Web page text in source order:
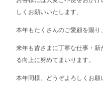
しくお願いいたします。
本年もたくさんのご愛顧を賜り
来年も皆さまに丁寧な仕事・
る向上に努めてまいります。
本年同様、どうぞよろしくお